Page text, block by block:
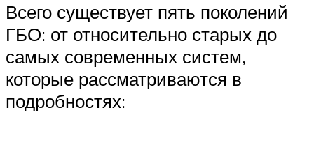
Всего существует пять поколений
ГБО: от относительно старых до
самых современных систем,
которые рассматриваются в
подробностях: